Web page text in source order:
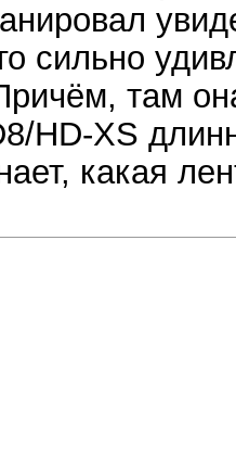
сильно
там
HD-XS
какая